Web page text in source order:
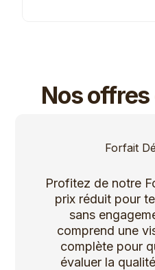
Nos offres
Forfait
Profitez de notre
prix réduit pour
sans
comprend une
complète pour
évaluer la